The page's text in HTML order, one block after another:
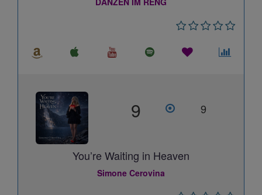
9 9
You’re Waiting in Heaven
Simone Cerovina